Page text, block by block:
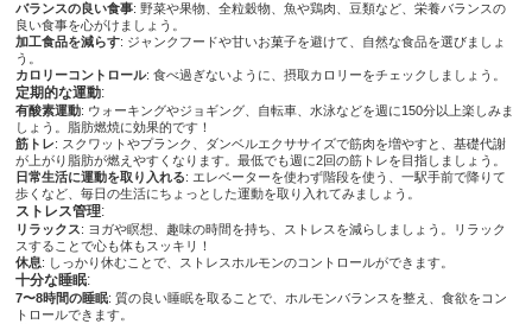
バランスの良い食事: 野菜や果物、全粒穀物、魚や鶏肉、豆類など、栄養バランスの
良い食事を心がけましょう。
加工食品を減らす: ジャンクフードや甘いお菓子を避けて、自然な食品を選びましょ
う。
カロリーコントロール: 食べ過ぎないように、摂取カロリーをチェックしましょう。
定期的な運動:
有酸素運動: ウォーキングやジョギング、自転車、水泳などを週に150分以上楽しみま
しょう。脂肪燃焼に効果的です！
筋トレ: スクワットやプランク、ダンベルエクササイズで筋肉を増やすと、基礎代謝
が上がり脂肪が燃えやすくなります。最低でも週に2回の筋トレを目指しましょう。
日常生活に運動を取り入れる: エレベーターを使わず階段を使う、一駅手前で降りて
歩くなど、毎日の生活にちょっとした運動を取り入れてみましょう。
ストレス管理:
リラックス: ヨガや瞑想、趣味の時間を持ち、ストレスを減らしましょう。リラック
スすることで心も体もスッキリ！
休息: しっかり休むことで、ストレスホルモンのコントロールができます。
十分な睡眠:
7〜8時間の睡眠: 質の良い睡眠を取ることで、ホルモンバランスを整え、食欲をコン
トロールできます。